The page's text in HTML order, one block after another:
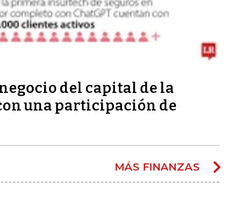
del capital de la
una participación de
MÁS FINANZAS